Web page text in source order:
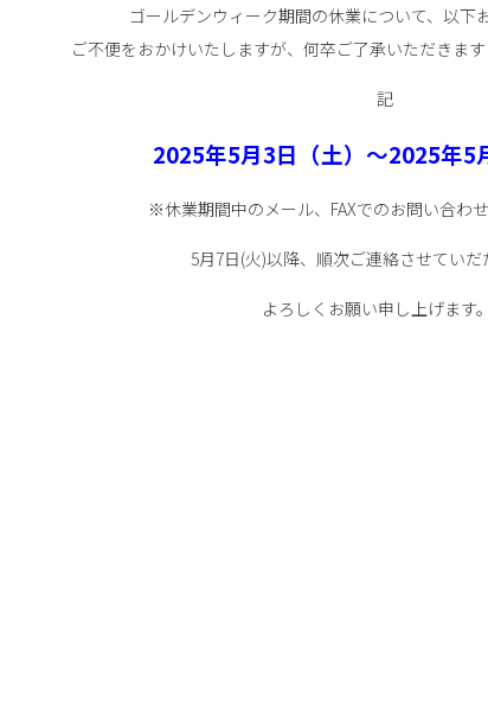
ゴールデンウィーク期間の休業について、以下
ご不便をおかけいたしますが、何卒ご了承いただきます
記
2025年5月3日（土）～2025年5
※休業期間中のメール、FAXでのお問い合わ
5月7日(火)以降、順次ご連絡させていだ
よろしくお願い申し上げます。